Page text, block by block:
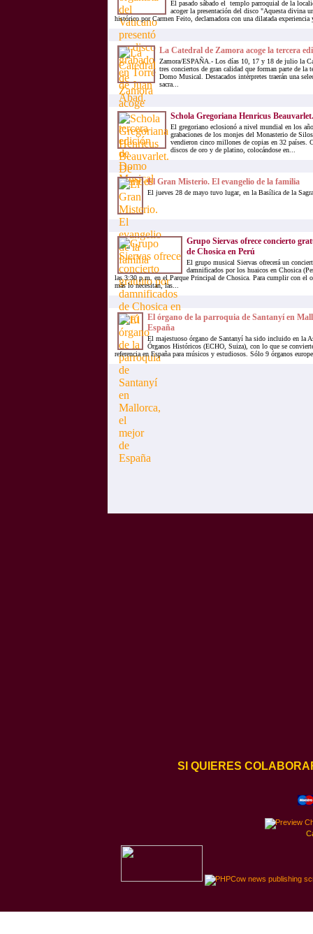
El pasado sábado el templo parroquial de la
acoger la presentación del disco "Aquesta divina
histórico por Carmen Feito, declamadora con una dilatada
La Catedral de Zamora acoge la tercera
Zamora/ESPAÑA.- Los días 10, 17 y 18 de julio la
tres conciertos de gran calidad que forman parte de la
Domo Musical. Destacados intérpretes traerán una
sacra...
Schola Gregoriana Henricus
El gregoriano eclosionó a nivel mundial en los
grabaciones de los monjes del Monasterio de
vendieron cinco millones de copias en 32 países.
discos de oro y de platino, colocándose en...
El Gran Misterio. El evangelio de la familia
El jueves 28 de mayo tuvo lugar, en la Basílica de la
Grupo Siervas ofrece concierto
de Chosica en Perú
El grupo musical Siervas ofrecerá un
damnificados por los huaicos en Chosica
las 3:30 p.m. en el Parque Principal de Chosica. Para cumplir con el
más lo necesitan, las...
El órgano de la parroquia de Santanyí en
España
El majestuoso órgano de Santanyí ha sido incluido en la
Órganos Históricos (ECHO, Suiza), con lo que se
referencia en España para músicos y estudiosos. Sólo 9 órganos
SI QUIERES